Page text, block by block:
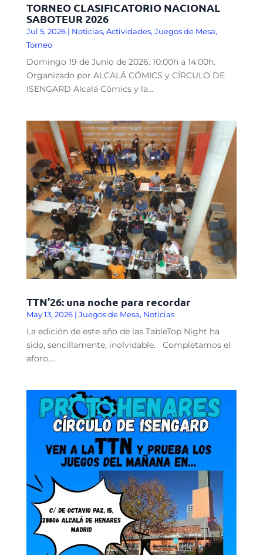
TORNEO CLASIFICATORIO NACIONAL
SABOTEUR 2026
Jul 5, 2026| Noticias, Actividades, Juegos de Mesa,
Torneo
Domingo 19 de Junio de 2026. 10:00h a 14:00h.
Organizado por ALCALÁ CÓMICS y CÍRCULO DE
ISENGARD Alcalá Cómics y la...
TTN’26: una noche para recordar
May 13, 2026| Juegos de Mesa, Noticias
La edición de este año de las TableTop Night ha
sido, sencillamente, inolvidable. Completamos el
aforo,...